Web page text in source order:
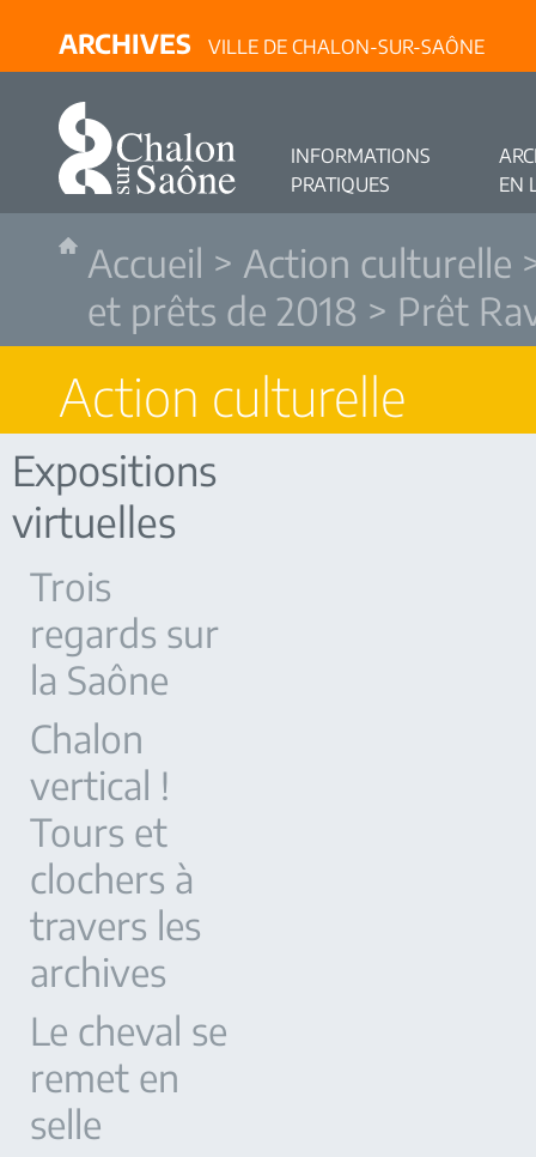
ARCHIVES VILLE DE CHALON-SUR-SAÔNE
INFORMATIONS
PRATIQUES
EN
Accueil > Action culturelle
et prêts de 2018 > Prêt
Action culturelle
Expositions
virtuelles
Trois
regards sur
la Saône
Chalon
vertical !
Tours et
clochers à
travers les
archives
Le cheval se
remet en
selle